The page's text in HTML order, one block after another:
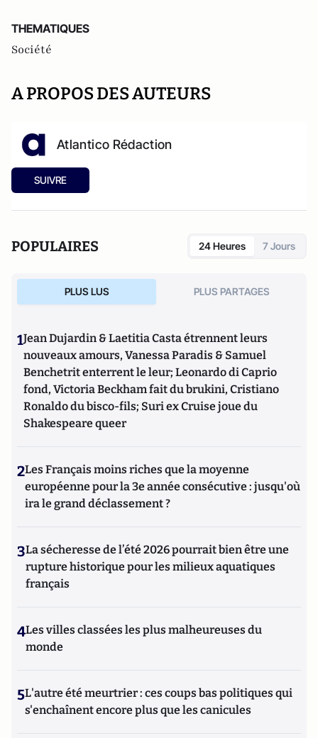
THEMATIQUES
Société
A PROPOS DES AUTEURS
Atlantico Rédaction
SUIVRE
POPULAIRES 24 Heures 7 Jours
PLUS LUS PLUS PARTAGES
1Jean Dujardin & Laetitia Casta étrennent leurs
nouveaux amours, Vanessa Paradis & Samuel
Benchetrit enterrent le leur; Leonardo di Caprio
fond, Victoria Beckham fait du brukini, Cristiano
Ronaldo du bisco-fils; Suri ex Cruise joue du
Shakespeare queer
2Les Français moins riches que la moyenne
européenne pour la 3e année consécutive : jusqu'où
ira le grand déclassement ?
3La sécheresse de l’été 2026 pourrait bien être une
rupture historique pour les milieux aquatiques
français
4Les villes classées les plus malheureuses du
monde
5L'autre été meurtrier : ces coups bas politiques qui
s'enchaînent encore plus que les canicules